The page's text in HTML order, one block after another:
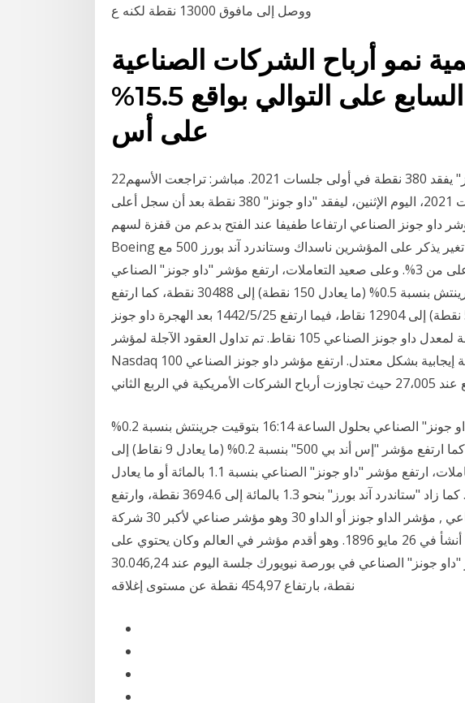
ووصل إلى مافوق 13000 نقطة لكنه ع
نمو أرباح الشركات الصناعية
الصينية للشهر السابع على التوالي بواقع 15.5%
على أس
22‏‏/5‏‏/1442 بعد الهجرة محدث.. "داو جونز" يفقد 380 نقطة في أولى جلسات 2021. مباشر: تراجعت الأسهم
الأمريكية في نهاية تعاملات أولى جلسات 2021، اليوم الإثنين، ليفقد "داو جونز" 380 نقطة بعد أن سجل أعلى
داو جونز الصناعي ارتفاعا طفيفا عند الفتح بدعم من قفزة لسهم
Boeing بلغت 3.4% بعد نتائج قوية، بينما لم يطرأ تغير يذكر على المؤشرين ناسداك وستاندرد آند بورز 500 مع
ارتفاع العائد على السندات الأمريكية لأعلى من 3%. وعلى صعيد التعاملات، ارتفع مؤشر "داو جونز" الصناعي
بحلول الساعة 15:07 بتوقيت جرينتش بنسبة 0.5% (ما يعادل 150 نقطة) إلى 30488 نقطة، كما ارتفع
"ناسداك" بنسبة 0.4% (ما يعادل 55 نقطة) إلى 12904 نقاط، فيما ارتفع 25‏‏/5‏‏/1442 بعد الهجرة داو جونز
وارتفعت العقود الآجلة لمعدل داو جونز الصناعي 105 نقاط. تم تداول العقود الآجلة لمؤشر S&P 500 و
Nasdaq 100 في منطقة إيجابية بشكل معتدل. ارتفع مؤشر داو جونز الصناعي (Dow) القياسي لسوق
الثاني
وعلى صعيد التعاملات، ارتفع مؤشر "داو جونز" الصناعي بحلول الساعة 16:14 بتوقيت جرينتش بنسبة 0.2%
(ما يعادل 63 نقطة)إلى 30190 نقطة، كما ارتفع مؤشر "إس أند بي 500" بنسبة 0.2% (ما يعادل 9 نقاط) إلى
3699 نقطة، في حين وعند ختام التعاملات، ارتفع مؤشر "داو جونز" الصناعي بنسبة 1.1 بالمائة أو ما يعادل
337 نقطة، ليصل إلى 30199.3 نقطة. كما زاد "ستاندرد آند بورز" بنحو 1.3 بالمائة إلى 3694.6 نقطة، وارتفع
"ناسداك" بنحو 1.2 مؤشر داو جونز الصناعي , مؤشر الداو جونز أو الداو 30 وهو مؤشر صناعي لأكبر 30 شركة
صناعية أمريكية في بورصة نيويورك أنشأ في 26 مايو 1896. وهو أقدم مؤشر في العالم وكان يحتوي على
أكبر 12 شركة أمريكية أغلق مؤشر "داو جونز" الصناعي في بورصة نيويورك جلسة اليوم عند 30.046,24
نقطة، بارتفاع 454,97 نقطة عن مستوى إغلاقه